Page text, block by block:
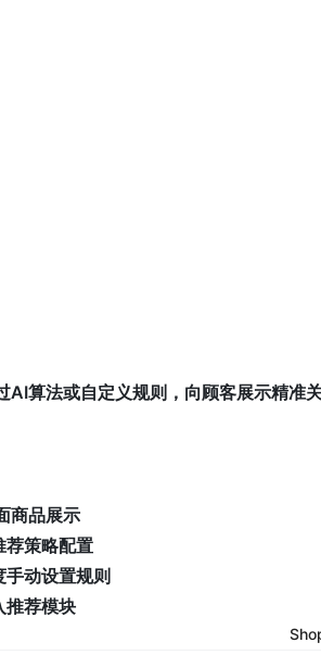
算法或自定义规则，向顾客展示精准
商品展示
荐策略配置
动设置规则
推荐模块